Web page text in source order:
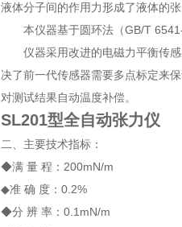
液体分子间的作用力形成了液体的
本仪器基于圆环法（GB/T 6541-
仪器采用改进的电磁力平衡传感
决了前一代传感器需要多点标定来
对测试结果自动温度补偿。
SL201型全自动张力仪
二、主要技术指标：
◆满 量 程：200mN/m
◆准 确 度：0.2%
◆分 辨 率：0.1mN/m